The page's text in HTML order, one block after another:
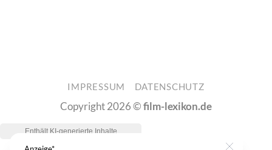
IMPRESSUM DATENSCHUTZ
Copyright 2026 ©film-lexikon.de